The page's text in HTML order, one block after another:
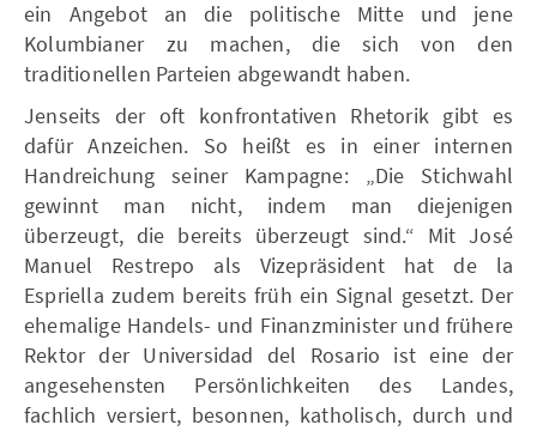
ein Angebot an die politische Mitte und jene
Kolumbianer zu machen, die sich von den
traditionellen Parteien abgewandt haben.
Jenseits der oft konfrontativen Rhetorik gibt es
dafür Anzeichen. So heißt es in einer internen
Handreichung seiner Kampagne: „Die Stichwahl
gewinnt man nicht, indem man diejenigen
überzeugt, die bereits überzeugt sind.“ Mit José
Manuel Restrepo als Vizepräsident hat de la
Espriella zudem bereits früh ein Signal gesetzt. Der
ehemalige Handels- und Finanzminister und frühere
Rektor der Universidad del Rosario ist eine der
angesehensten Persönlichkeiten des Landes,
fachlich versiert, besonnen, katholisch, durch und